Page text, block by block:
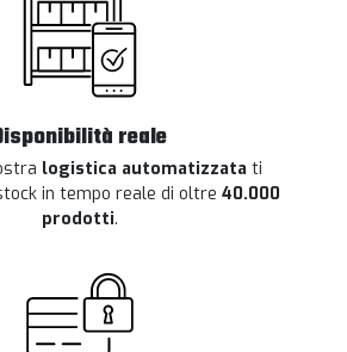
reale
logistica automatizzata ti
in tempo reale di oltre 40.000
prodotti.